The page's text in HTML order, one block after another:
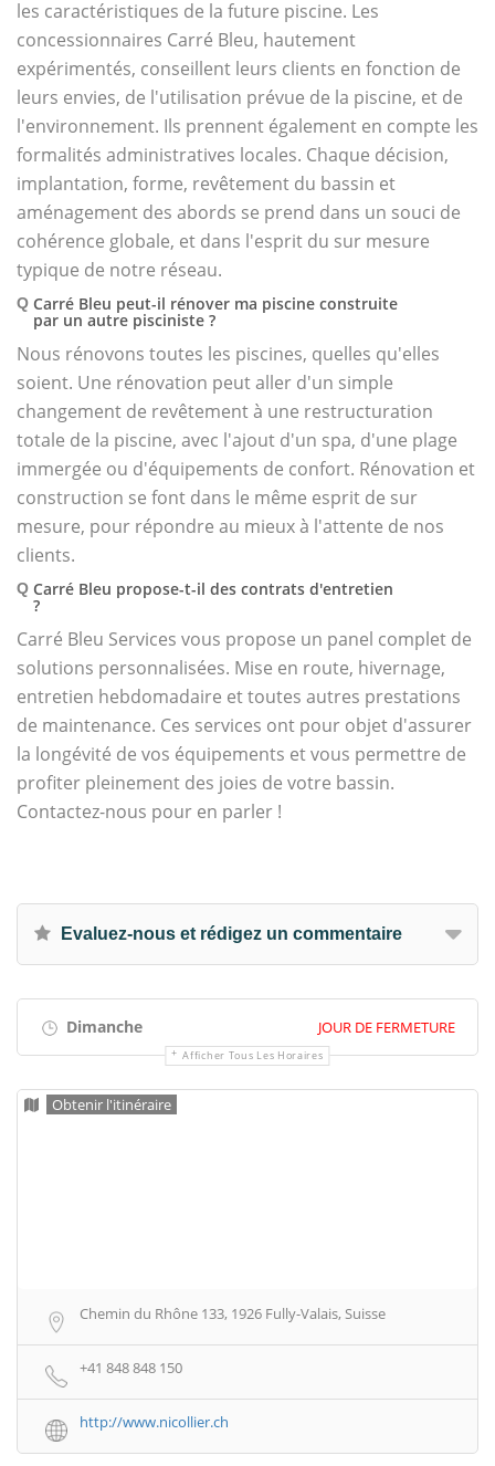
les caractéristiques de la future piscine. Les
concessionnaires Carré Bleu, hautement
expérimentés, conseillent leurs clients en fonction de
leurs envies, de l'utilisation prévue de la piscine, et de
l'environnement. Ils prennent également en compte les
formalités administratives locales. Chaque décision,
implantation, forme, revêtement du bassin et
aménagement des abords se prend dans un souci de
cohérence globale, et dans l'esprit du sur mesure
typique de notre réseau.
Q Carré Bleu peut-il rénover ma piscine construite
par un autre pisciniste ?
Nous rénovons toutes les piscines, quelles qu'elles
soient. Une rénovation peut aller d'un simple
changement de revêtement à une restructuration
totale de la piscine, avec l'ajout d'un spa, d'une plage
immergée ou d'équipements de confort. Rénovation et
construction se font dans le même esprit de sur
mesure, pour répondre au mieux à l'attente de nos
clients.
Q Carré Bleu propose-t-il des contrats d'entretien
?
Carré Bleu Services vous propose un panel complet de
solutions personnalisées. Mise en route, hivernage,
entretien hebdomadaire et toutes autres prestations
de maintenance. Ces services ont pour objet d'assurer
la longévité de vos équipements et vous permettre de
profiter pleinement des joies de votre bassin.
Contactez-nous pour en parler !
Evaluez-nous et rédigez un commentaire
Dimanche JOUR DE FERMETURE
Afficher Tous Les Horaires
Obtenir l'itinéraire
Chemin du Rhône 133, 1926 Fully-Valais, Suisse
+41 848 848 150
http://www.nicollier.ch